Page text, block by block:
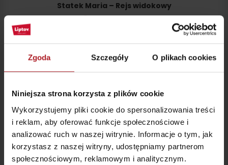
Zgoda Szczegóły O plikach cookies
Niniejsza strona korzysta z plików cookie
Wykorzystujemy pliki cookie do spersonalizowania treści
i reklam, aby oferować funkcje społecznościowe i
analizować ruch w naszej witrynie. Informacje o tym, jak
korzystasz z naszej witryny, udostępniamy partnerom
społecznościowym, reklamowym i analitycznym.
Statek Maria – Rejs widokowy
Liptovský Trnovec